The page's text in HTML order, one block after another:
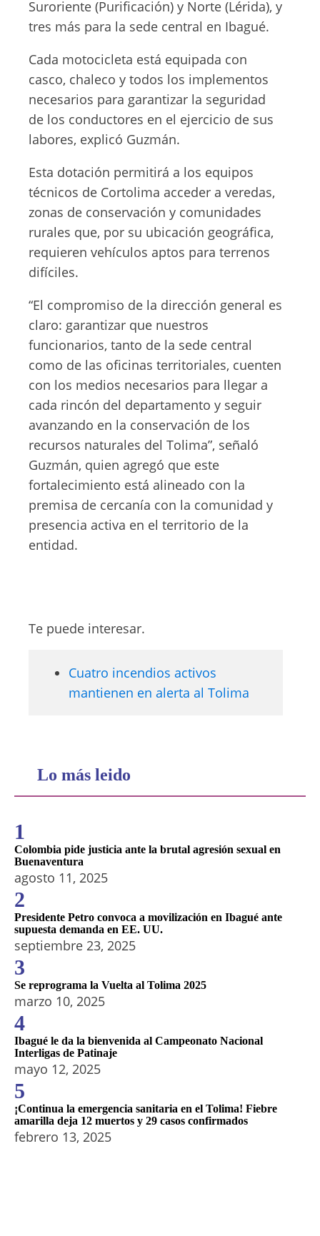
Suroriente (Purificación) y Norte (Lérida), y
tres más para la sede central en Ibagué.
Cada motocicleta está equipada con
casco, chaleco y todos los implementos
necesarios para garantizar la seguridad
de los conductores en el ejercicio de sus
labores, explicó Guzmán.
Esta dotación permitirá a los equipos
técnicos de Cortolima acceder a veredas,
zonas de conservación y comunidades
rurales que, por su ubicación geográfica,
requieren vehículos aptos para terrenos
difíciles.
“El compromiso de la dirección general es
claro: garantizar que nuestros
funcionarios, tanto de la sede central
como de las oficinas territoriales, cuenten
con los medios necesarios para llegar a
cada rincón del departamento y seguir
avanzando en la conservación de los
recursos naturales del Tolima”, señaló
Guzmán, quien agregó que este
fortalecimiento está alineado con la
premisa de cercanía con la comunidad y
presencia activa en el territorio de la
entidad.
Te puede interesar.
Cuatro incendios activos
mantienen en alerta al Tolima
Lo más leido
1
Colombia pide justicia ante la brutal agresión sexual en
Buenaventura
agosto 11, 2025
2
Presidente Petro convoca a movilización en Ibagué ante
supuesta demanda en EE. UU.
septiembre 23, 2025
3
Se reprograma la Vuelta al Tolima 2025
marzo 10, 2025
4
Ibagué le da la bienvenida al Campeonato Nacional
Interligas de Patinaje
mayo 12, 2025
5
¡Continua la emergencia sanitaria en el Tolima! Fiebre
amarilla deja 12 muertos y 29 casos confirmados
febrero 13, 2025